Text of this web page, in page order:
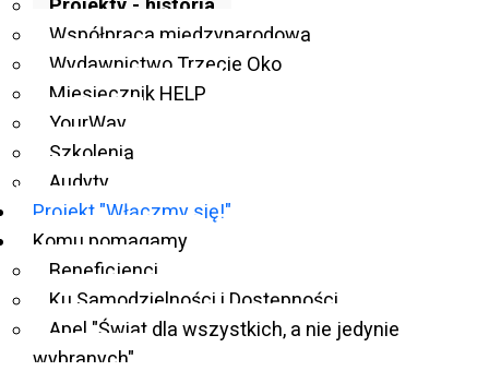
Projekty - historia
Współpraca międzynarodowa
Wydawnictwo Trzecie Oko
Miesięcznik HELP
YourWay
Szkolenia
Audyty
Projekt "Włączmy się!"
Komu pomagamy
Beneficjenci
Ku Samodzielności i Dostępności
Apel "Świat dla wszystkich, a nie jedynie
wybranych"